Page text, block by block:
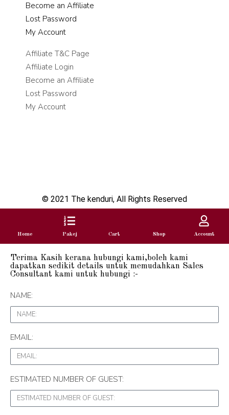
Become an Affiliate
Lost Password
My Account
Affiliate T&C Page
Affiliate Login
Become an Affiliate
Lost Password
My Account
© 2021 The kenduri, All Rights Reserved
Home Pakej Cart Shop Account
Terima Kasih kerana hubungi kami,boleh kami
dapatkan sedikit details untuk memudahkan Sales
Consultant kami untuk hubungi :-
NAME:
EMAIL:
ESTIMATED NUMBER OF GUEST: